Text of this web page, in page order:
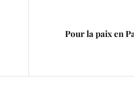
Pour la paix en